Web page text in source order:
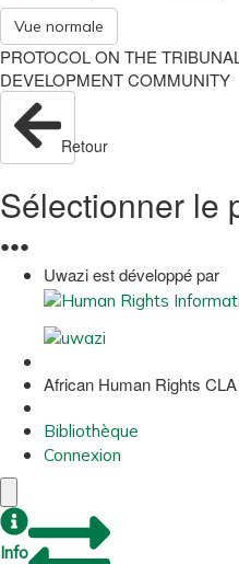
Vue normale
PROTOCOL ON THE
DEVELOPMENT COMMUNITY
Retour
Sélectionner le
●●●
Uwazi est développé par
African Human Rights
Bibliothèque
Connexion
Info